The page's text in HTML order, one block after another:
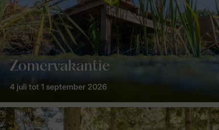
Zomervakantie
4 juli tot 1 september 2026